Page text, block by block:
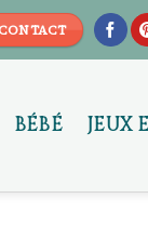
BÉBÉ JEUX